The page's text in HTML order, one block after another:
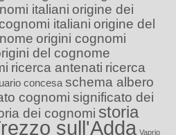
italiani origine dei
italiani origine del
origini cognomi
del cognome
ricerca antenati ricerca
concesa schema albero
cognomi significato dei
dei cognomi storia
sull'Adda Vaprio